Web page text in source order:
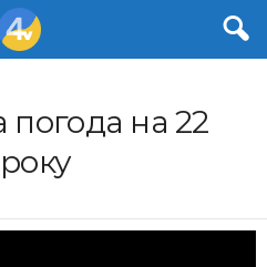
погода на 22